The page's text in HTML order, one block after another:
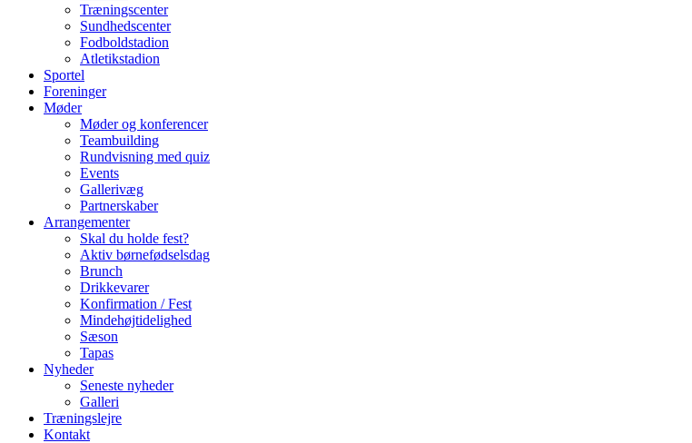
Træningscenter
Sundhedscenter
Fodboldstadion
Atletikstadion
Sportel
Foreninger
Møder
Møder og konferencer
Teambuilding
Rundvisning med quiz
Events
Gallerivæg
Partnerskaber
Arrangementer
Skal du holde fest?
Aktiv børnefødselsdag
Brunch
Drikkevarer
Konfirmation / Fest
Mindehøjtidelighed
Sæson
Tapas
Nyheder
Seneste nyheder
Galleri
Træningslejre
Kontakt